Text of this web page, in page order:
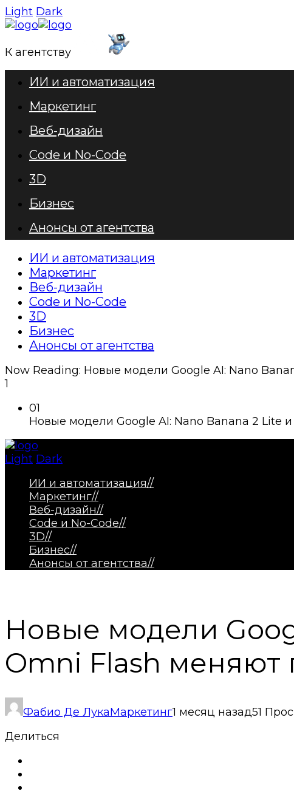
Light Dark
К агентству
ИИ и автоматизация
Маркетинг
Веб-дизайн
Code и No-Code
3D
Бизнес
Анонсы от агентства
ИИ и автоматизация
Маркетинг
Веб-дизайн
Code и No-Code
3D
Бизнес
Анонсы от агентства
Now Reading: Новые модели Google AI: Nano
1
01
Новые модели Google AI: Nano Banana 2 Lite
Light Dark
ИИ и автоматизация//
Маркетинг//
Веб-дизайн//
Code и No-Code//
3D//
Бизнес//
Анонсы от агентства//
Новые модели
Omni Flash меняют
Фабио Де ЛукаМаркетинг1 месяц назад51
Делиться